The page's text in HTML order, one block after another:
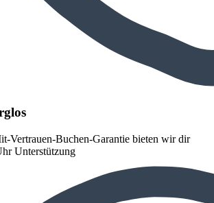
Vertrauen-Buchen-Garantie bieten wir dir
Unterstützung